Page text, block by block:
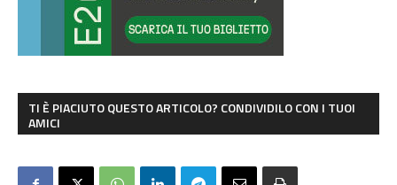
TI È PIACIUTO QUESTO ARTICOLO? CONDIVIDILO CON I TUOI
AMICI